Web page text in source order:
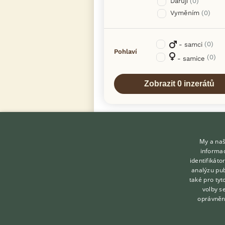
Vyměním (0)
Pohlaví
- samci (0)
- samice (0)
KONTAKT DO REDAKCE
My a
analýzu
také pro
volby